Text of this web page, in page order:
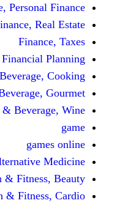
Finance,
Finance,
Food &
Food &
Food &
Health & Fitness,
Health &
Health &